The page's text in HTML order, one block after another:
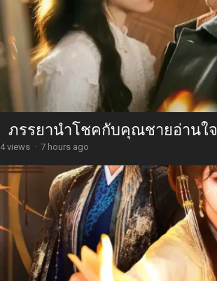
ภรรยานำโชคกับคุณชายอ่านใจ
4 views · 7 hours ago